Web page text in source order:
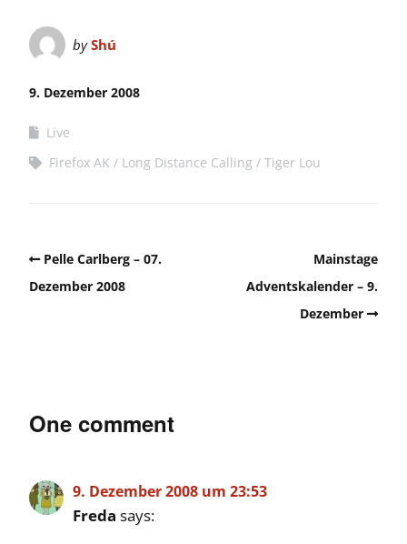
byShú
9. Dezember 2008
Live
Firefox AK
Long Distance Calling Tiger Lou
Pelle Carlberg – 07.
Dezember 2008
Mainstage
Adventskalender – 9.
Dezember
One comment
9. Dezember 2008 um 23:53
Freda says: